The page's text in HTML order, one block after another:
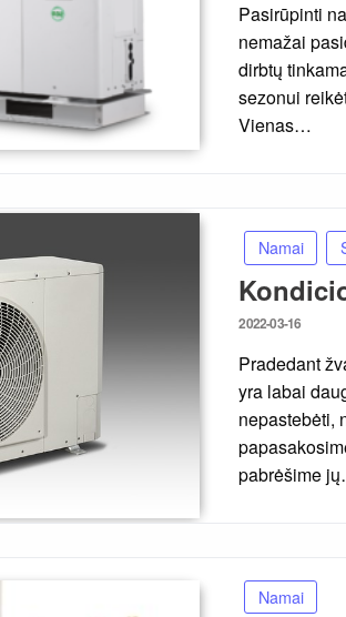
Pasirūpinti
nemažai
dirbtų
sezonui
Vienas…
Namai
Posted
2022-03-16
Pradedant
yra labai
nepastebėti,
pabrėšime
Namai